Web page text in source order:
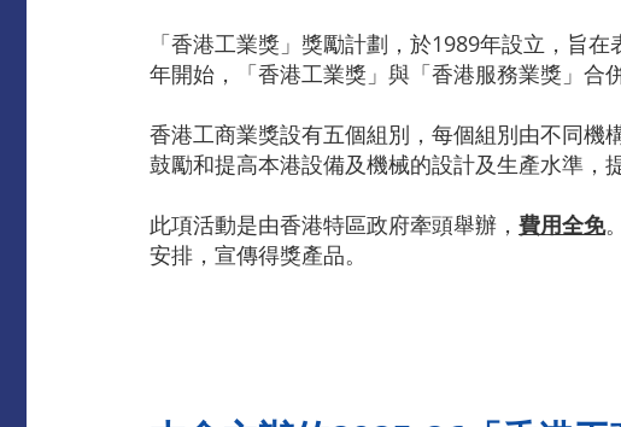
「香港工業獎」獎勵計劃，於1989年設立，旨
年開始，「香港工業獎」與「香港服務業獎」合
香港工商業獎設有五個組別，每個組別由不同機
鼓勵和提高本港設備及機械的設計及生產水準，
此項活動是由香港特區政府牽頭舉辦， 費用全免
安排，宣傳得獎產品。